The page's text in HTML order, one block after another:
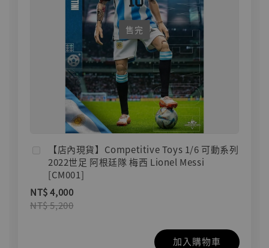
售完
【店內現貨】Competitive Toys 1/6 可動系列
2022世足 阿根廷隊 梅西 Lionel Messi
[CM001]
NT$ 4,000
NT$ 5,200
加入購物車